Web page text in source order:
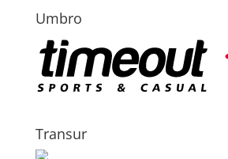
Umbro
Transur